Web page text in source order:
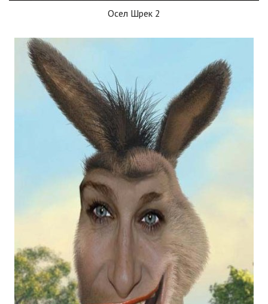
Осел Шрек 2